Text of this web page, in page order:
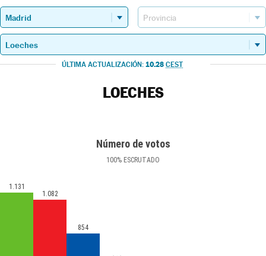
ÚLTIMA ACTUALIZACIÓN: 10.28 CEST
LOECHES
Número de votos
100% ESCRUTADO
1.131
1.082
854